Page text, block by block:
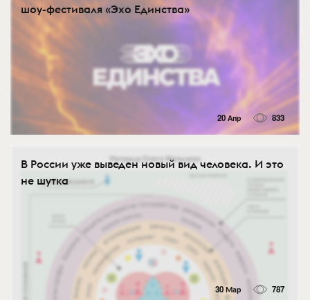
шоу-фестиваля «Эхо Единства»
20 Апр 833
В России уже выведен новый вид человека. И это
не шутка
30 Мар 787